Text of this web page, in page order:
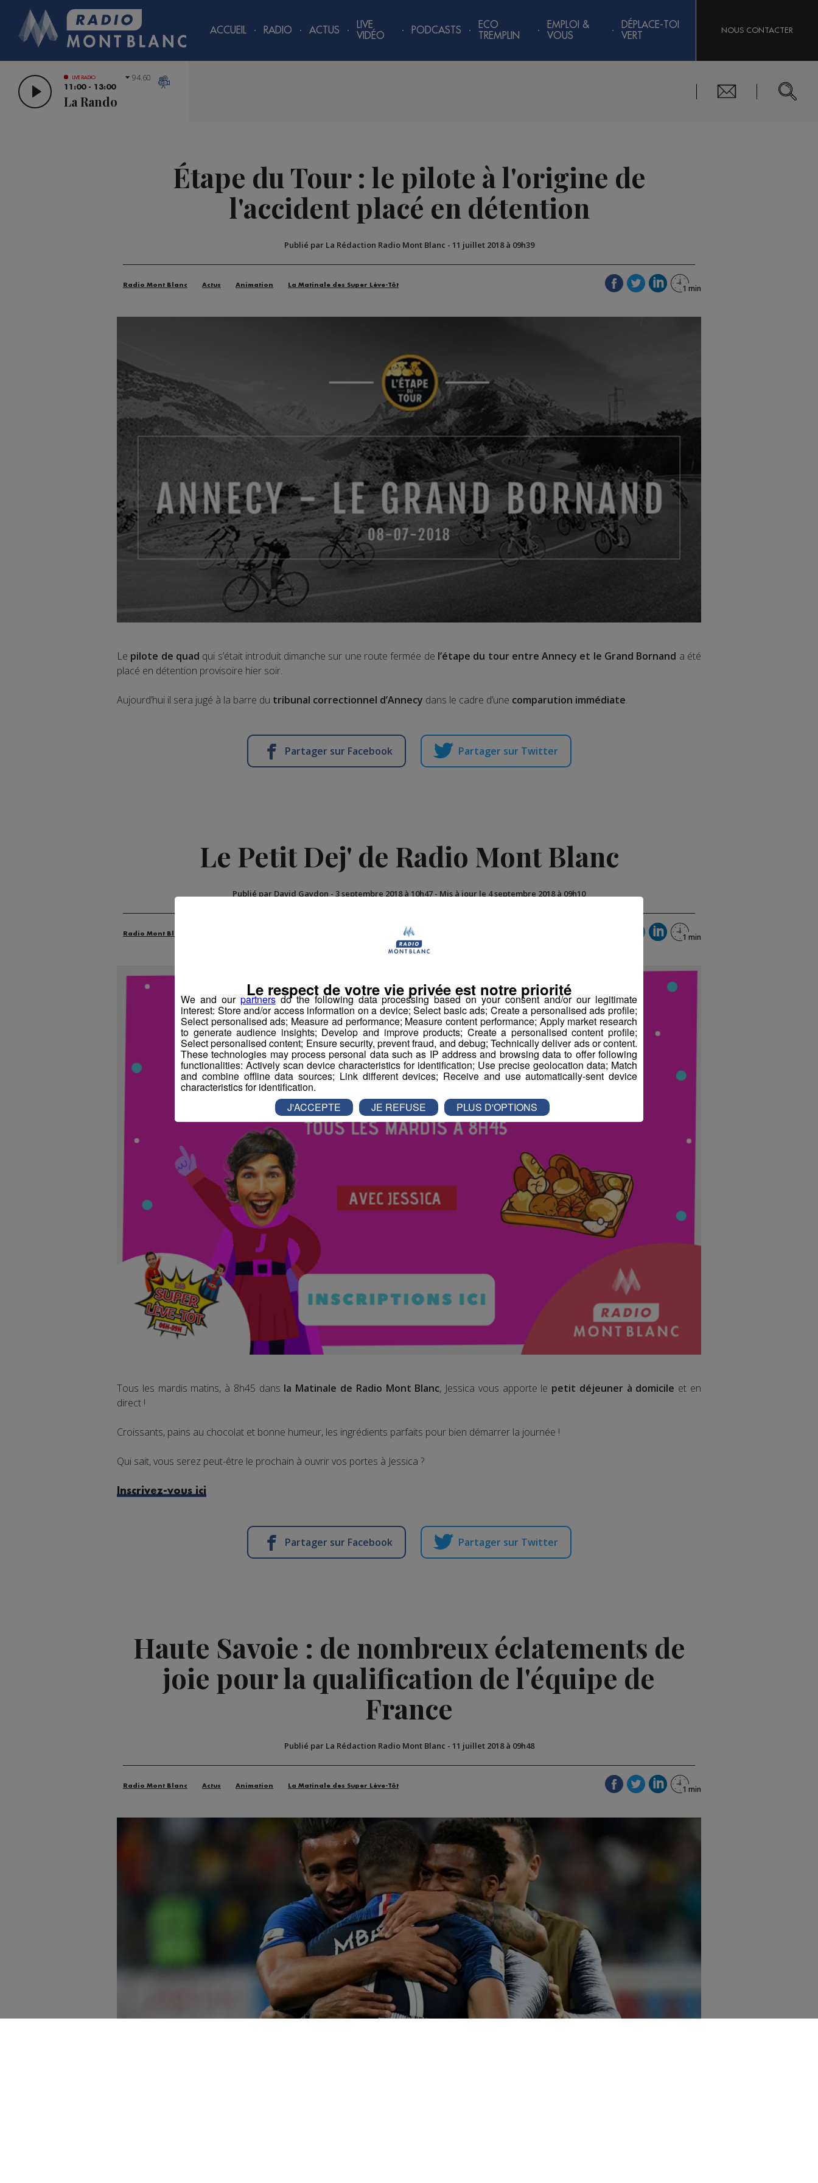
ACCUEIL RADIO ACTUS
LIVE
VIDÉO
PODCASTS
ECO
TREMPLIN
EMPLOI &
VOUS
DÉPLACE-TOI
VERT
NOUS CONTACTER
LIVE RADIO
11:00 - 13:00
La Rando
94.60
Étape du Tour : le pilote à l'origine de
l'accident placé en détention
Publié par La Rédaction Radio Mont Blanc - 11 juillet 2018 à 09h39
Radio Mont Blanc Actus Animation La Matinale des Super Lève-Tôt
Le pilote de quad qui s’était introduit dimanche sur une route fermée de l’étape du tour entre Annecy et le Grand Bornand a été
placé en détention provisoire hier soir.
Aujourd’hui il sera jugé à la barre du tribunal correctionnel d’Annecy dans le cadre d’une comparution immédiate.
Partager sur Facebook Partager sur Twitter
Le Petit Dej' de Radio Mont Blanc
Publié par David Gaydon - 3 septembre 2018 à 10h47 - Mis à jour le 4 septembre 2018 à 09h10
Radio Mont Blanc
Tous les mardis matins, à 8h45 dans la Matinale de Radio Mont Blanc, Jessica vous apporte le petit déjeuner à domicile et en
direct !
Croissants, pains au chocolat et bonne humeur, les ingrédients parfaits pour bien démarrer la journée !
Qui sait, vous serez peut-être le prochain à ouvrir vos portes à Jessica ?
Inscrivez-vous ici
Partager sur Facebook Partager sur Twitter
Haute Savoie : de nombreux éclatements de
joie pour la qualification de l'équipe de
France
Publié par La Rédaction Radio Mont Blanc - 11 juillet 2018 à 09h48
Radio Mont Blanc Actus Animation La Matinale des Super Lève-Tôt
We and our partnersdo the following data processing based on your consent and/or our legitimate
interest: Store and/or access information on a device; Select basic ads; Create a personalised ads profile;
Select personalised ads; Measure ad performance; Measure content performance; Apply market research
to generate audience insights; Develop and improve products; Create a personalised content profile;
Select personalised content; Ensure security, prevent fraud, and debug; Technically deliver ads or content.
These technologies may process personal data such as IP address and browsing data to offer following
functionalities: Actively scan device characteristics for identification; Use precise geolocation data; Match
and combine offline data sources; Link different devices; Receive and use automatically-sent device
characteristics for identification.
Le respect de votre vie privée est notre priorité
J'ACCEPTE JE REFUSE PLUS D'OPTIONS